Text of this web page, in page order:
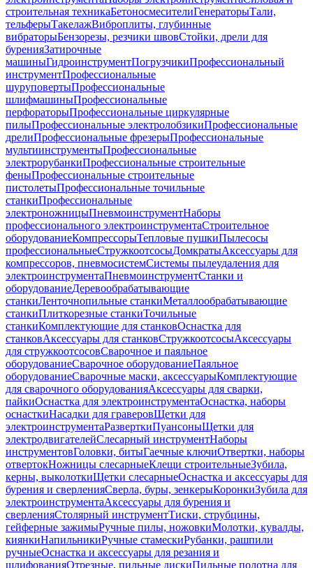
строительная техникаБетоносмесителиГенераторыТали,
тельферыТакелажВиброплиты, глубинные
вибраторыБензорезы, резчики швовСтойки, дрели для
буренияЗатирочные
машиныГидроинструментПогрузчикиПрофессиональный
инструментПрофессиональные
шуруповертыПрофессиональные
шлифмашиныПрофессиональные
перфораторыПрофессиональные циркулярные
пилыПрофессиональные электролобзикиПрофессиональные
дрелиПрофессиональные фрезерыПрофессиональные
мультиинструментыПрофессиональные
электрорубанкиПрофессиональные строительные
феныПрофессиональные строительные
пистолетыПрофессиональные точильные
станкиПрофессиональные
электроножницыПневмоинструментНаборы
профессионального электроинструментаСтроительное
оборудованиеКомпрессорыТепловые пушкиПылесосы
профессиональныеСтружкоотсосыДомкратыАксессуары для
компрессоров, пневмосистемСистемы пылеудаления для
электроинструментаПневмоинструментСтанки и
оборудованиеДеревообрабатывающие
станкиЛенточнопильные станкиМеталлообрабатывающие
станкиПлиткорезные станкиТочильные
станкиКомплектующие для станковОснастка для
станковАксессуары для станковСтружкоотсосыАксессуары
для стружкоотсосовСварочное и паяльное
оборудованиеСварочное оборудованиеПаяльное
оборудованиеСварочные маски, аксессуарыКомплектующие
для сварочного оборудованияАксессуары для сварки,
пайкиОснастка для электроинструментаОснастка, наборы
оснасткиНасадки для граверовЩетки для
электроинструментаРазверткиПуансоныЩетки для
электродвигателейСлесарный инструментНаборы
инструментовГоловки, битыГаечные ключиОтвертки, наборы
отвертокНожницы слесарныеКлещи строительныеЗубила,
керны, выколоткиЩетки слесарныеОснастка и аксессуары для
бурения и сверленияСверла, буры, зенкерыКоронкиЗубила для
электроинструментаАксессуары для бурения и
сверленияСтолярный инструментТиски, струбцины,
гейферные зажимыРучные пилы, ножовкиМолотки, кувалды,
киянкиНапильникиРучные стамескиРубанки, рашпили
ручныеОснастка и аксессуары для резания и
шлифованияОтрезные, пильные дискиПильные полотна для